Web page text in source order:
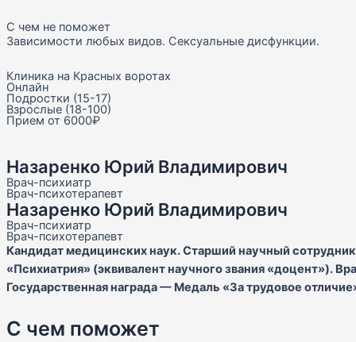
С чем не поможет
Зависимости любых видов. Сексуальные дисфункции.
Клиника на Красных воротах
Онлайн
Подростки (15-17)
Взрослые (18-100)
Прием от 6000₽
Назаренко Юрий Владимирович
Врач-психиатр
Врач-психотерапевт
Назаренко Юрий Владимирович
Врач-психиатр
Врач-психотерапевт
Кандидат медицинских наук. Старший научный
«Психиатрия» (эквивалент научного звания «доцент»).
Государственная награда — Медаль «За трудовое
С чем поможет